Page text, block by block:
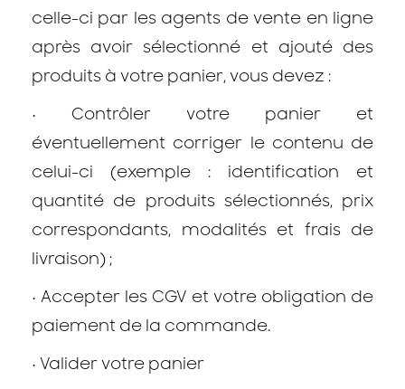
celle-ci par les agents de vente en ligne
après avoir sélectionné et ajouté des
produits à votre panier, vous devez :
•
Contrôler votre panier et
éventuellement corriger le contenu de
celui-ci (exemple : identification et
quantité de produits sélectionnés, prix
correspondants, modalités et frais de
livraison) ;
• Accepter les CGV et votre obligation de
paiement de la commande.
• Valider votre panier